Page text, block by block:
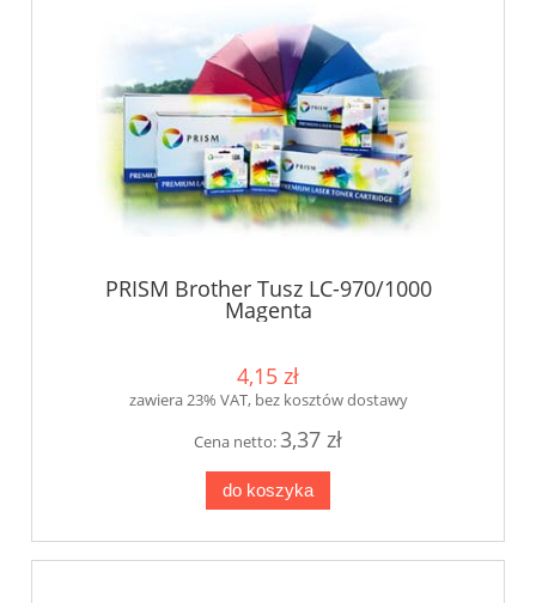
PRISM Brother Tusz LC-970/1000
Magenta
4,15 zł
zawiera 23% VAT, bez kosztów dostawy
Cena netto:3,37 zł
do koszyka